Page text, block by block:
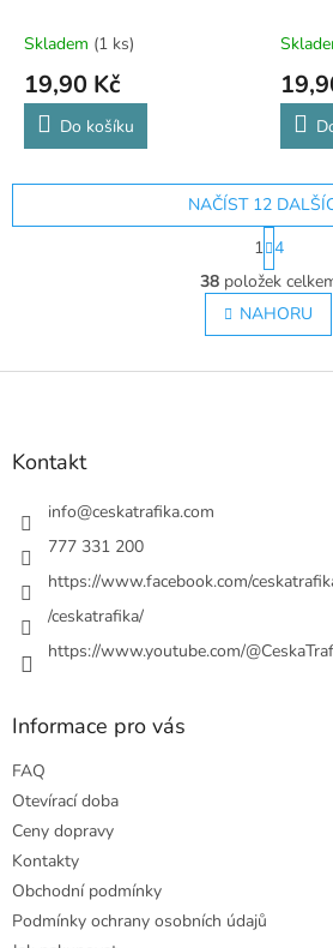
Skladem (1 ks)
19,90 Kč
Do košíku
O
v
l
á
ý
s
NAČÍST 12
S
t
r
á
n
k
v
1 4
38položek
NAHORU
Z
Kontakt
info@ceskatrafika.com
777 331 200
https://www.facebook.com/
/ceskatrafika/
https://www.youtube.com/
Informace pro vás
FAQ
Otevírací doba
Ceny dopravy
Kontakty
Obchodní podmínky
Podmínky ochrany osobních údajů